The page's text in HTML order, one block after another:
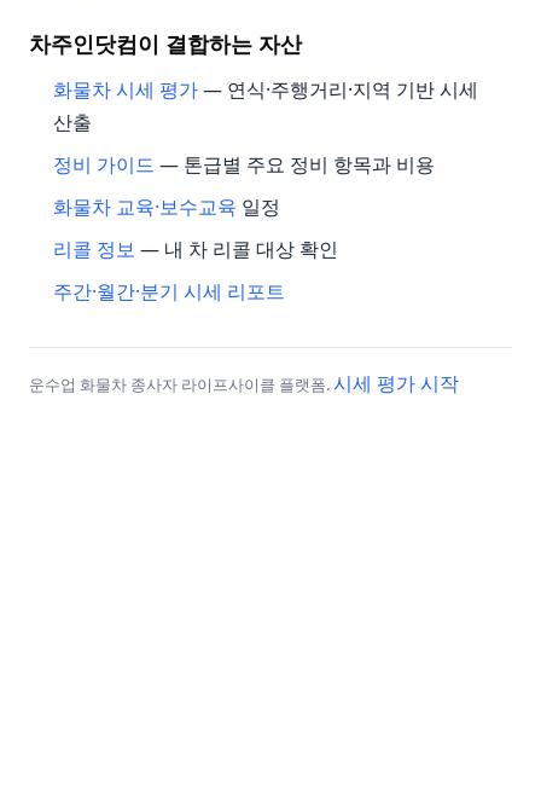
차주인닷컴이 결합하는 자산
화물차 시세 평가— 연식·주행거리·지역 기반 시세
산출
정비 가이드 — 톤급별 주요 정비 항목과 비용
화물차 교육·보수교육 일정
리콜 정보 — 내 차 리콜 대상 확인
주간·월간·분기 시세 리포트
운수업 화물차 종사자 라이프사이클 플랫폼.시세 평가 시작